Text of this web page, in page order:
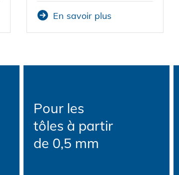
En savoir plus
Pour les
tôles à partir
de 0,5 mm